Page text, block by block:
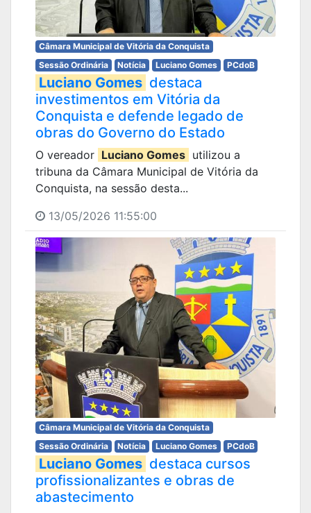
Câmara Municipal de Vitória da Conquista
Sessão Ordinária
Notícia Luciano Gomes PCdoB
Luciano Gomes destaca
investimentos em Vitória da
Conquista e defende legado de
obras do Governo do Estado
O vereador Luciano Gomes utilizou a
tribuna da Câmara Municipal de Vitória da
Conquista, na sessão desta...
13/05/2026 11:55:00
Câmara Municipal de Vitória da Conquista
Sessão Ordinária
Notícia Luciano Gomes PCdoB
Luciano Gomes destaca cursos
profissionalizantes e obras de
abastecimento